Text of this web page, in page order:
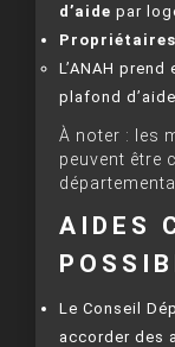
d’aide par
L’ANAH prend
plafond
À noter : les
peuvent être
AIDES
Le Conseil
accorder des